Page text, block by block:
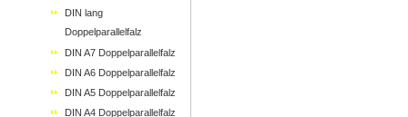
DIN lang
Doppelparallelfalz
DIN A7 Doppelparallelfalz
DIN A6 Doppelparallelfalz
DIN A5 Doppelparallelfalz
DIN A4 Doppelparallelfalz